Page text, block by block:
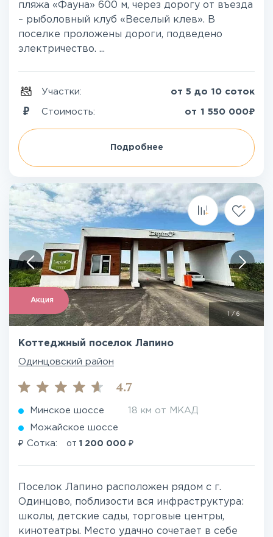
пляжа «Фауна» 600 м, через дорогу от въезда
– рыболовный клуб «Веселый клев». В
поселке проложены дороги, подведено
электричество. ...
Участки: от 5 до 10 соток
Стоимость: от 1 550 000₽
Подробнее
Акция
1 / 6
Коттеджный поселок Лапино
Одинцовский район
4.7
Минское шоссе 18 км от МКАД
Можайское шоссе
₽ Сотка: от 1 200 000 ₽
Поселок Лапино расположен рядом с г.
Одинцово, поблизости вся инфраструктура:
школы, детские сады, торговые центры,
кинотеатры. Место удачно сочетает в себе